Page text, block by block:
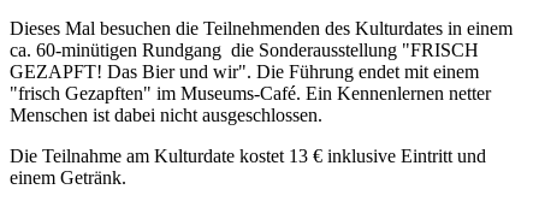
Dieses Mal besuchen die Teilnehmenden des Kulturdates in einem
ca. 60-minütigen Rundgang die Sonderausstellung "FRISCH
GEZAPFT! Das Bier und wir". Die Führung endet mit einem
"frisch Gezapften" im Museums-Café. Ein Kennenlernen netter
Menschen ist dabei nicht ausgeschlossen.
Die Teilnahme am Kulturdate kostet 13 € inklusive Eintritt und
einem Getränk.